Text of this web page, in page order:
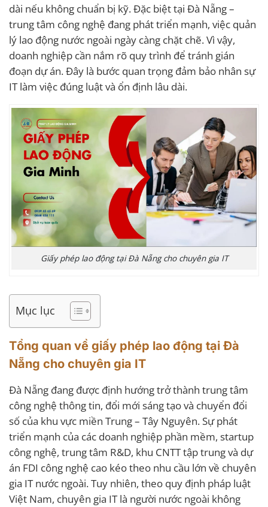
dài nếu không chuẩn bị kỹ. Đặc biệt tại Đà Nẵng –
trung tâm công nghệ đang phát triển mạnh, việc quản
lý lao động nước ngoài ngày càng chặt chẽ. Vì vậy,
doanh nghiệp cần nắm rõ quy trình để tránh gián
đoạn dự án. Đây là bước quan trọng đảm bảo nhân sự
IT làm việc đúng luật và ổn định lâu dài.
Giấy phép lao động tại Đà Nẵng cho chuyên gia IT
Mục lục
Tổng quan về giấy phép lao động tại Đà
Nẵng cho chuyên gia IT
Đà Nẵng đang được định hướng trở thành trung tâm
công nghệ thông tin, đổi mới sáng tạo và chuyển đổi
số của khu vực miền Trung – Tây Nguyên. Sự phát
triển mạnh của các doanh nghiệp phần mềm, startup
công nghệ, trung tâm R&D, khu CNTT tập trung và dự
án FDI công nghệ cao kéo theo nhu cầu lớn về chuyên
gia IT nước ngoài. Tuy nhiên, theo quy định pháp luật
Việt Nam, chuyên gia IT là người nước ngoài không